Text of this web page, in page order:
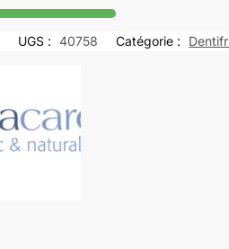
UGS : 40758 Catégorie :